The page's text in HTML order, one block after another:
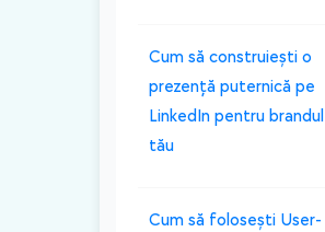
Cum să construiești o
prezență puternică pe
LinkedIn pentru brandul
tău
Cum să folosești User-